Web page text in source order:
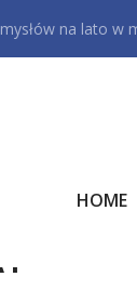
na lato w
HOME